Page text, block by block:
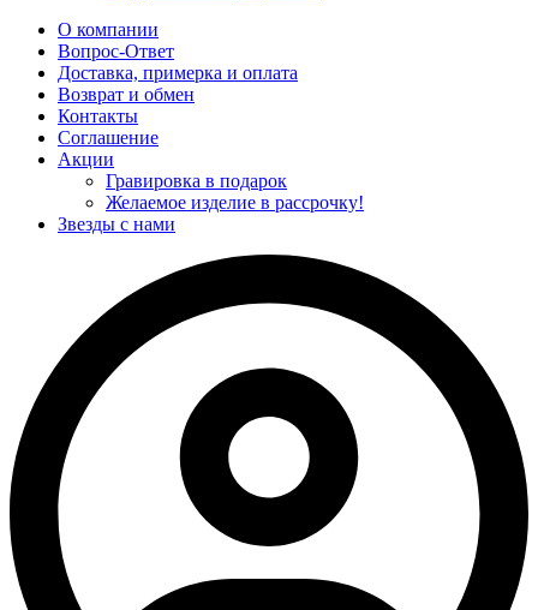
О компании
Вопрос-Ответ
Доставка, примерка и оплата
Возврат и обмен
Контакты
Соглашение
Акции
Гравировка в подарок
Желаемое изделие в рассрочку!
Звезды с нами